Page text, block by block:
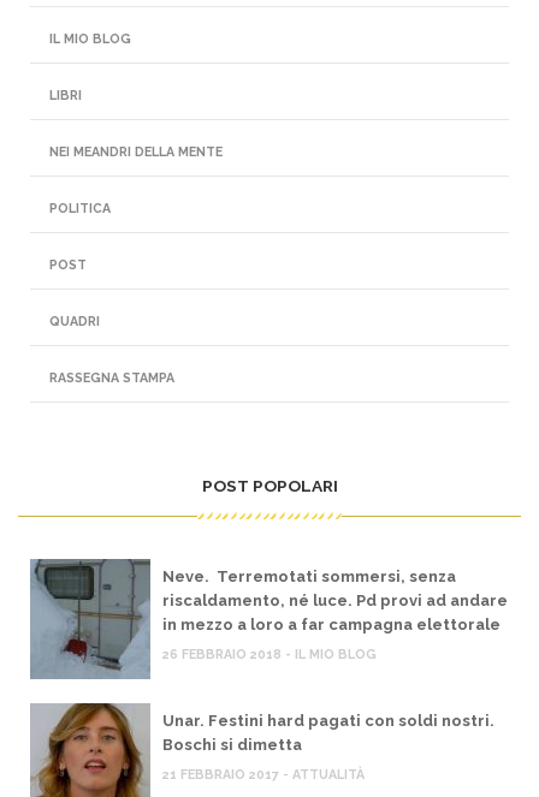
IL MIO BLOG
LIBRI
NEI MEANDRI DELLA MENTE
POLITICA
POST
QUADRI
RASSEGNA STAMPA
POST POPOLARI
Neve. Terremotati sommersi, senza
riscaldamento, né luce. Pd provi ad andare
in mezzo a loro a far campagna elettorale
26 FEBBRAIO 2018 - IL MIO BLOG
Unar. Festini hard pagati con soldi nostri.
Boschi si dimetta
21 FEBBRAIO 2017 - ATTUALITÀ